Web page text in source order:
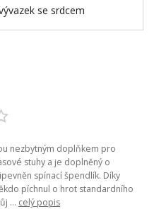
nezbytným doplňkem pro
stuhy a je doplněný o
spínací špendlík. Díky
píchnul o hrot standardního
... celý popis